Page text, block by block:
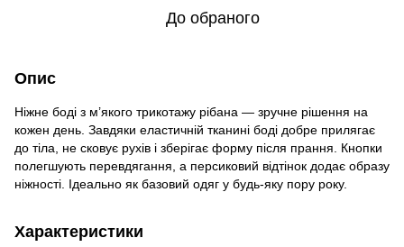
До обраного
Опис
Ніжне боді з м’якого трикотажу рібана — зручне рішення на
кожен день. Завдяки еластичній тканині боді добре прилягає
до тіла, не сковує рухів і зберігає форму після прання. Кнопки
полегшують перевдягання, а персиковий відтінок додає образу
ніжності. Ідеально як базовий одяг у будь-яку пору року.
Характеристики